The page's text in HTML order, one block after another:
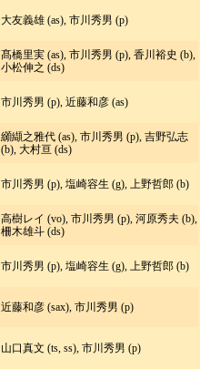
大友義雄 (as), 市川秀男 (p)
髙橋里実 (as), 市川秀男 (p), 香川裕史 (b),
小松伸之 (ds)
市川秀男 (p), 近藤和彦 (as)
纐纈之雅代 (as), 市川秀男 (p), 吉野弘志
(b), 大村亘 (ds)
市川秀男 (p), 塩崎容生 (g), 上野哲郎 (b)
高樹レイ (vo), 市川秀男 (p), 河原秀夫 (b),
柵木雄斗 (ds)
市川秀男 (p), 塩崎容生 (g), 上野哲郎 (b)
近藤和彦 (sax), 市川秀男 (p)
山口真文 (ts, ss), 市川秀男 (p)